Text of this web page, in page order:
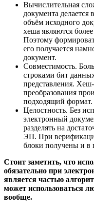
Вычислительная
документа
объём исходного
хеша являются
Поэтому
его получается
документ.
Совместимость.
строками бит
представления.
преобразования
подходящий формат.
Целостность. Без
электронный
разделять на
ЭП. При
блоки получены и в
Стоит заметить, что
обязательно при
является частью
может использоваться
вообще.